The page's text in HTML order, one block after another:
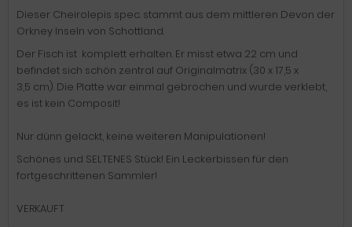
Dieser Cheirolepis spec. stammt aus dem mittleren Devon der
Orkney Inseln von Schottland.
Der Fisch ist komplett erhalten. Er misst etwa 22 cm und
befindet sich schön zentral auf Originalmatrix (30 x 17,5 x
3,5 cm). Die Platte war einmal gebrochen und wurde verklebt,
es ist kein Composit!
Nur dünn gelackt, keine weiteren Manipulationen!
Schönes und SELTENES Stück! Ein Leckerbissen für den
fortgeschrittenen Sammler!
VERKAUFT